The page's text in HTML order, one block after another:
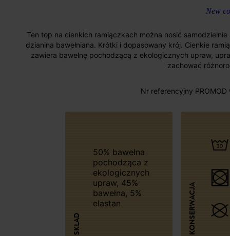
New
Ten top na cienkich ramiączkach można nosić
dzianina bawełniana. Krótki i dopasowany krój. Cienkie
zawiera bawełnę pochodzącą z ekologicznych upraw,
zachować
Nr referencyjny
SKŁAD
50% bawełna
pochodząca z
ekologicznych
upraw, 45%
bawełna, 5%
elastan
KONSERWACJA